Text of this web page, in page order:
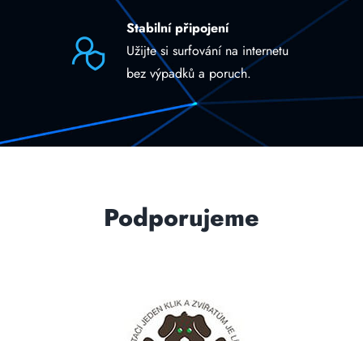
Stabilní připojení
Užijte si surfování na internetu
bez výpadků a poruch.
Podporujeme